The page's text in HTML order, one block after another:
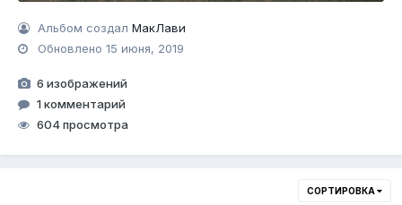
Альбом создалМакЛави
Обновлено15 июня, 2019
6 изображений
1 комментарий
604 просмотра
СОРТИРОВКА